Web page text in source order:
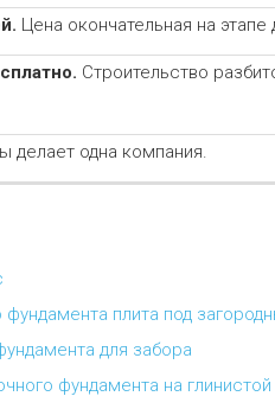
Цена окончательная на этапе
Строительство
делает одна компания.
плита под
для забора
фундамента на